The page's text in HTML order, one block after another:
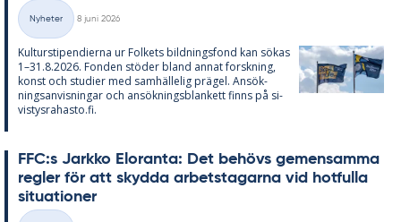
Kategorier
Nyheter
8 juni 2026
Kul­tursti­pen­di­er­na ur Fol­kets bild­nings­fond kan sö­kas
1–31.8.2026. Fon­den stö­der bland an­nat forsk­ning,
konst och stu­di­er med sam­häl­le­lig prä­gel. An­sök­
nings­an­vis­ning­ar och an­sök­nings­blan­kett fin­ns på si­
vis­tys­ra­has­to.fi.
FFC:s Jark­ko Elo­ran­ta: Det be­hö­vs ge­men­sam­ma
reg­ler för att skyd­da ar­bets­ta­gar­na vid hot­ful­la
si­tu­a­tio­ner